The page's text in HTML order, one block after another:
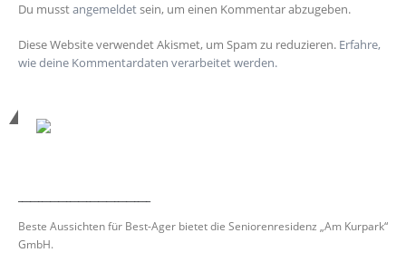
Du musstangemeldetsein, um einen Kommentar abzugeben.
Diese Website verwendet Akismet, um Spam zu reduzieren. Erfahre,
wie deine Kommentardaten verarbeitet werden.
Beste Aussichten für Best-Ager bietet die Seniorenresidenz „Am Kurpark“
GmbH.